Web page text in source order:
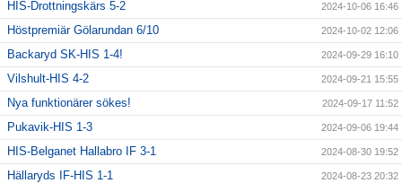
HIS-Drottningskärs 5-2 2024-10-06 16:46
Höstpremiär Gölarundan 6/10 2024-10-02 12:06
Backaryd SK-HIS 1-4! 2024-09-29 16:10
Vilshult-HIS 4-2 2024-09-21 15:55
Nya funktionärer sökes! 2024-09-17 11:52
Pukavik-HIS 1-3 2024-09-06 19:44
HIS-Belganet Hallabro IF 3-1 2024-08-30 19:52
Hällaryds IF-HIS 1-1 2024-08-23 20:32